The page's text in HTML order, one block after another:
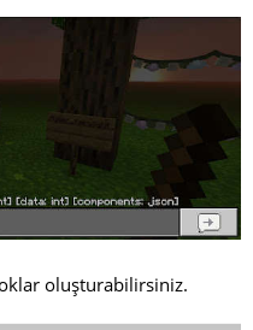
oluşturabilirsiniz.